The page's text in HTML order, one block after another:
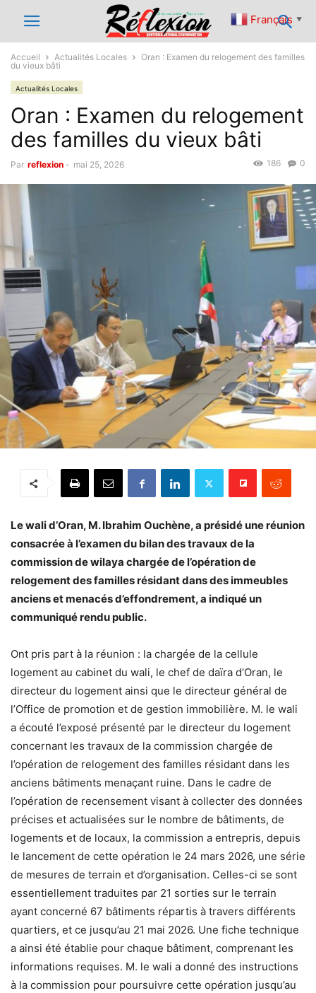
Accueil Actualités Locales
Oran : Examen du relogement des familles
du vieux bâti
Actualités Locales
Oran : Examen du relogement
des familles du vieux bâti
Par reflexion - mai 25, 2026 0
186
Le wali d’Oran, M. Ibrahim Ouchène, a présidé une réunion
consacrée à l’examen du bilan des travaux de la
commission de wilaya chargée de l’opération de
relogement des familles résidant dans des immeubles
anciens et menacés d’effondrement, a indiqué un
communiqué rendu public.
Ont pris part à la réunion : la chargée de la cellule
logement au cabinet du wali, le chef de daïra d’Oran, le
directeur du logement ainsi que le directeur général de
l’Office de promotion et de gestion immobilière. M. le wali
a écouté l’exposé présenté par le directeur du logement
concernant les travaux de la commission chargée de
l’opération de relogement des familles résidant dans les
anciens bâtiments menaçant ruine. Dans le cadre de
l’opération de recensement visant à collecter des données
précises et actualisées sur le nombre de bâtiments, de
logements et de locaux, la commission a entrepris, depuis
le lancement de cette opération le 24 mars 2026, une série
de mesures de terrain et d’organisation. Celles-ci se sont
essentiellement traduites par 21 sorties sur le terrain
ayant concerné 67 bâtiments répartis à travers différents
quartiers, et ce jusqu’au 21 mai 2026. Une fiche technique
a ainsi été établie pour chaque bâtiment, comprenant les
informations requises. M. le wali a donné des instructions
à la commission pour poursuivre cette opération jusqu’au
Français ▼